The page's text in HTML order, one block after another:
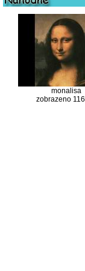
monalisa
zobrazeno